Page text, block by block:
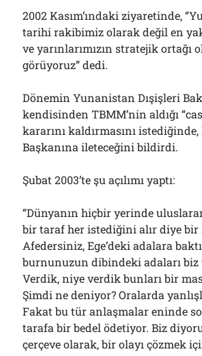
Er Gaziler 20 Gün Sonra Gelen MSB Heyetine
Teröristlere G……yle Güldürdünüz”
01/08/2026
Papazın “Komutanı” Ayasofya ve Patrikhane
Arşivler
2002 Kasım’ındaki ziyaretinde,
tarihi rakibimiz olarak değil en
ve yarınlarımızın stratejik ortağı
görüyoruz” dedi.
Dönemin Yunanistan Dışişleri
kendisinden TBMM’nin aldığı
kararını kaldırmasını
Başkanına ileteceğini bildirdi.
Şubat 2003’te şu açılımı yaptı:
“Dünyanın hiçbir yerinde
bir taraf her istediğini alır diye bir
Afedersiniz, Ege’deki adalara
burnunuzun dibindeki adaları biz
Verdik, niye verdik bunları bir
Şimdi ne deniyor? Oralarda
Fakat bu tür anlaşmalar eninde
tarafa bir bedel ödetiyor. Biz
çerçeve olarak, bir olayı çözmek